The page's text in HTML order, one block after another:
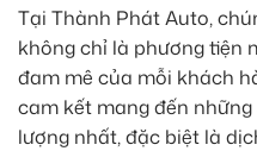
Tại Thành Phát Auto,
không chỉ là phương tiện
đam mê của mỗi khách
cam kết mang đến
lượng nhất, đặc biệt là